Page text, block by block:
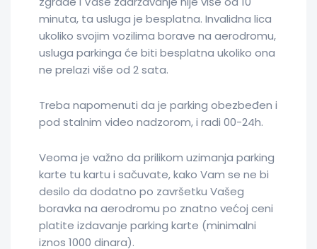
minuta, ta usluga je besplatna. Invalidna lica
ukoliko svojim vozilima borave na aerodromu,
usluga parkinga će biti besplatna ukoliko ona
ne prelazi više od 2 sata.
Treba napomenuti da je parking obezbeđen i
pod stalnim video nadzorom, i radi 00-24h.
Veoma je važno da prilikom uzimanja parking
karte tu kartu i sačuvate, kako Vam se ne bi
desilo da dodatno po završetku Vašeg
boravka na aerodromu po znatno većoj ceni
platite izdavanje parking karte (minimalni
iznos 1000 dinara).